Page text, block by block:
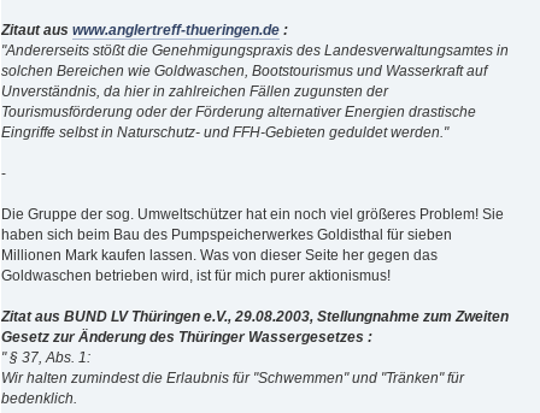
Zitaut aus www.anglertreff-thueringen.de :
"Andererseits stößt die Genehmigungspraxis des Landesverwaltungsamtes in
solchen Bereichen wie Goldwaschen, Bootstourismus und Wasserkraft auf
Unverständnis, da hier in zahlreichen Fällen zugunsten der
Tourismusförderung oder der Förderung alternativer Energien drastische
Eingriffe selbst in Naturschutz- und FFH-Gebieten geduldet werden."
-
Die Gruppe der sog. Umweltschützer hat ein noch viel größeres Problem! Sie
haben sich beim Bau des Pumpspeicherwerkes Goldisthal für sieben
Millionen Mark kaufen lassen. Was von dieser Seite her gegen das
Goldwaschen betrieben wird, ist für mich purer aktionismus!
Zitat aus BUND LV Thüringen e.V., 29.08.2003, Stellungnahme zum Zweiten
Gesetz zur Änderung des Thüringer Wassergesetzes :
" § 37, Abs. 1:
Wir halten zumindest die Erlaubnis für "Schwemmen" und "Tränken" für
bedenklich.